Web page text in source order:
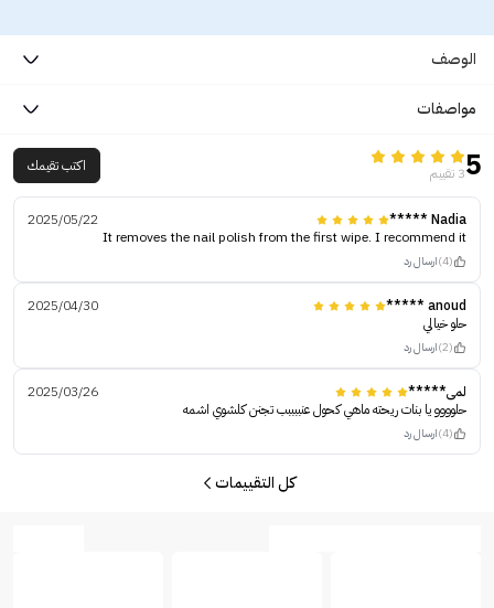
الوصف
مواصفات
53 تقييم اكتب تقيمك
Nadia *****
2025/05/22
It removes the nail polish from the first wipe. I recommend it
(4) ارسال رد
anoud *****
2025/04/30
حلو خيالي
(2) ارسال رد
لمى*****
2025/03/26
حلوووو يا بنات ريحته ماهي كحول عنببببب تجنن كلشوي اشمه
(4) ارسال رد
كل التقييمات